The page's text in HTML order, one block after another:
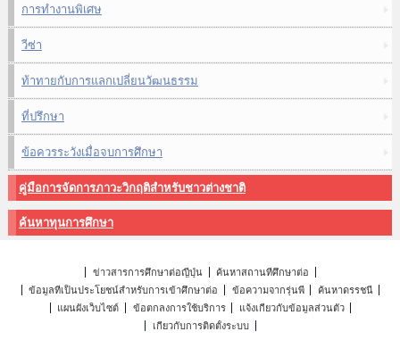
การทำงานพิเศษ
วีซ่า
ท้าทายกับการแลกเปลี่ยนวัฒนธรรม
ที่ปรึกษา
ข้อควรระวังเมื่อจบการศึกษา
คู่มือการจัดการภาวะวิกฤติสำหรับชาวต่างชาติ
ค้นหาทุนการศึกษา
ข่าวสารการศึกษาต่อญี่ปุ่น
ค้นหาสถานที่ศึกษาต่อ
ข้อมูลที่เป็นประโยชน์สำหรับการเข้าศึกษาต่อ
ข้อความจากรุ่นพี่
ค้นหาดรรชนี
แผนผังเว็บไซต์
ข้อตกลงการใช้บริการ
แจ้งเกี่ยวกับข้อมูลส่วนตัว
เกี่ยวกับการติดตั้งระบบ